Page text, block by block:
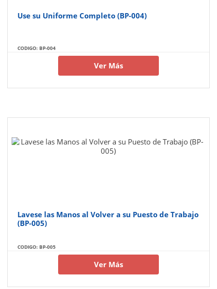
Use su Uniforme Completo (BP-004)
CODIGO: BP-004
Ver Más
Lavese las Manos al Volver a su Puesto de Trabajo
(BP-005)
CODIGO: BP-005
Ver Más